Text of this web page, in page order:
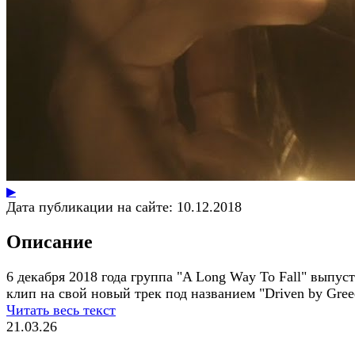
▶
Дата публикации на сайте: 10.12.2018
Описание
6 декабря 2018 года группа "A Long Way To Fall"
клип на свой новый трек под названием "Driven by
Читать весь текст
21.03.26